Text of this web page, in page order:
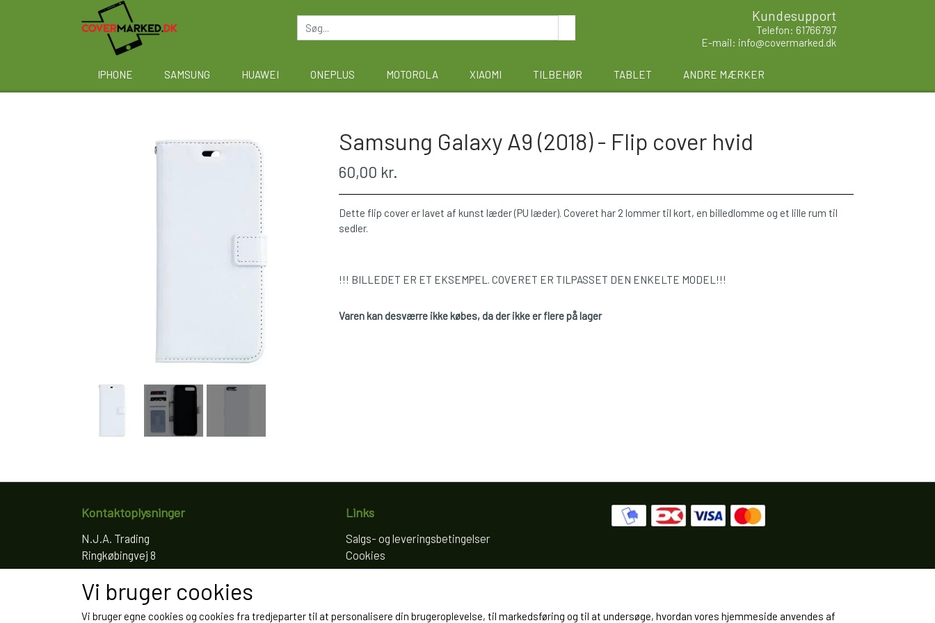
Kundesupport
Telefon: 61766797
E-mail: info@covermarked.dk
IPHONE SAMSUNG HUAWEI ONEPLUS MOTOROLA XIAOMI TILBEHØR TABLET ANDRE MÆRKER
Samsung Galaxy A9 (2018) - Flip cover hvid
60,00 kr.
Dette flip cover er lavet af kunst læder (PU læder). Coveret har 2 lommer til kort, en billedlomme og et lille rum til
sedler.
!!! BILLEDET ER ET EKSEMPEL. COVERET ER TILPASSET DEN ENKELTE MODEL!!!
Varen kan desværre ikke købes, da der ikke er flere på lager
Kontaktoplysninger
N.J.A. Trading
Ringkøbingvej 8
4200 Slagelse
Telefon: 61766797
CVR: 35022155
Links
Salgs- og leveringsbetingelser
Cookies
Fortrydelse og reklamation
Vi bruger cookies
Vi bruger egne cookies og cookies fra tredjeparter til at personalisere din brugeroplevelse, til markedsføring og til at undersøge, hvordan vores hjemmeside anvendes af